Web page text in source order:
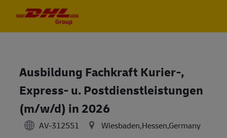
Ausbildung Fachkraft Kurier-,
Express- u. Postdienstleistungen
(m/w/d) in 2026
AV-312551
Wiesbaden,Hessen,Germany